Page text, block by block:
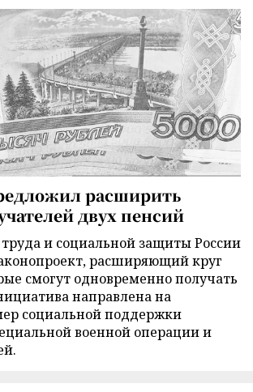
расширить
двух пенсий
и социальной защиты России
расширяющий круг
смогут одновременно получать
направлена на
социальной поддержки
военной операции и